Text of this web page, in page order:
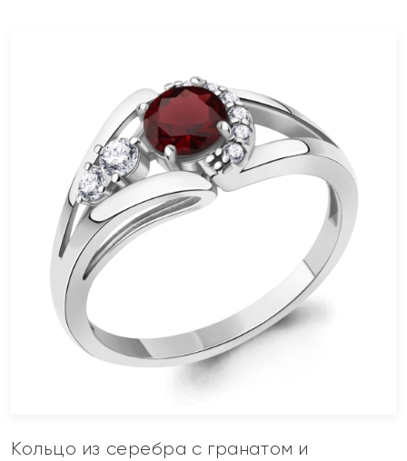
Кольцо из серебра с гранатом и